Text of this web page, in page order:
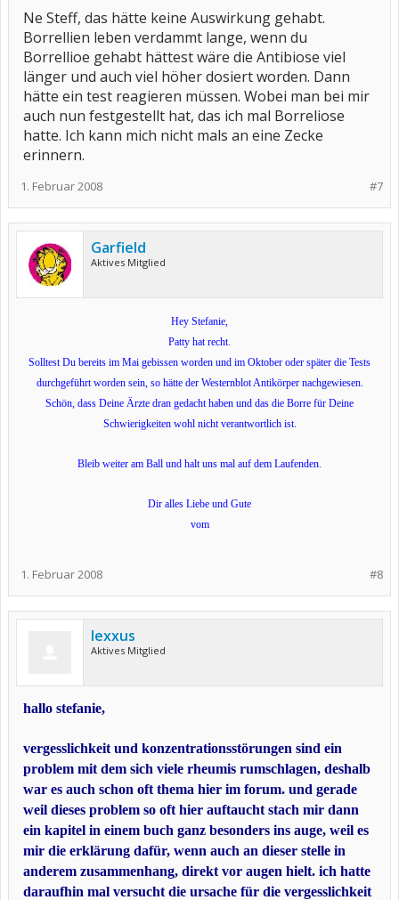
Ne Steff, das hätte keine Auswirkung gehabt.
Borrellien leben verdammt lange, wenn du
Borrellioe gehabt hättest wäre die Antibiose viel
länger und auch viel höher dosiert worden. Dann
hätte ein test reagieren müssen. Wobei man bei mir
auch nun festgestellt hat, das ich mal Borreliose
hatte. Ich kann mich nicht mals an eine Zecke
erinnern.
#7
1. Februar 2008
Garfield
Aktives Mitglied
Hey Stefanie,
Patty hat recht.
Solltest Du bereits im Mai gebissen worden und im Oktober oder später die Tests
durchgeführt worden sein, so hätte der Westernblot Antikörper nachgewiesen.
Schön, dass Deine Ärzte dran gedacht haben und das die Borre für Deine
Schwierigkeiten wohl nicht verantwortlich ist.
Bleib weiter am Ball und halt uns mal auf dem Laufenden.
Dir alles Liebe und Gute
vom
#8
1. Februar 2008
lexxus
Aktives Mitglied
hallo stefanie,
vergesslichkeit und konzentrationsstörungen sind ein
problem mit dem sich viele rheumis rumschlagen, deshalb
war es auch schon oft thema hier im forum. und gerade
weil dieses problem so oft hier auftaucht stach mir dann
ein kapitel in einem buch ganz besonders ins auge, weil es
mir die erklärung dafür, wenn auch an dieser stelle in
anderem zusammenhang, direkt vor augen hielt. ich hatte
daraufhin mal versucht die ursache für die vergesslichkeit